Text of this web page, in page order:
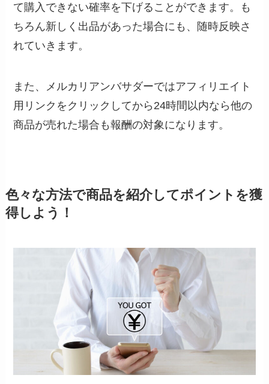
て購入できない確率を下げることができます。も
ちろん新しく出品があった場合にも、随時反映さ
れていきます。
また、メルカリアンバサダーではアフィリエイト
用リンクをクリックしてから24時間以内なら他の
商品が売れた場合も報酬の対象になります。
色々な方法で商品を紹介してポイントを獲
得しよう！